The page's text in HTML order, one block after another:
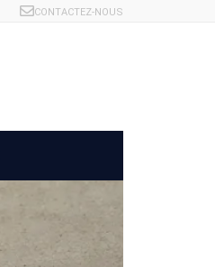
CONTACTEZ-NOUS